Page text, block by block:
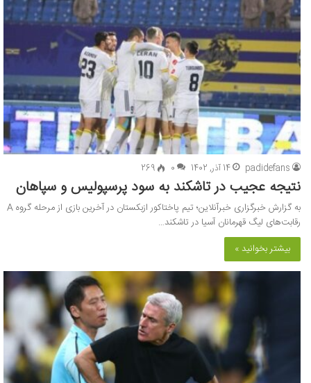
padidefans 14 آذر, 1402 0
269
نتیجه عجیب در تاشکند به سود پرسپولیس و سپاهان
به گزارش خبرگزاری خبرآنلاین؛ تیم پاختاکور ازبکستان در آخرین بازی از مرحله گروه A
رقابت‌های لیگ قهرمانان آسیا در تاشکند…
بیشتر بخوانید »